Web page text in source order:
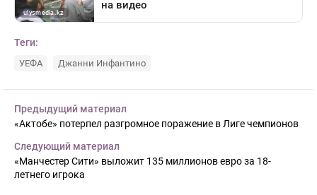
Теги:
УЕФА Джанни Инфантино
Предыдущий материал
«Актобе» потерпел разгромное поражение в Лиге чемпионов
Следующий материал
«Манчестер Сити» выложит 135 миллионов евро за 18-
летнего игрока